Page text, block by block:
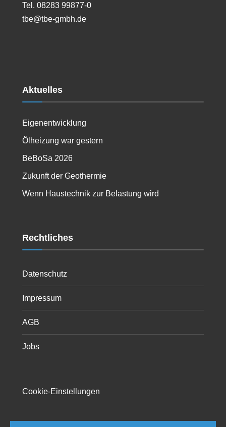
Tel. 08283 99877-0
tbe@tbe-gmbh.de
Aktuelles
Eigenentwicklung
Ölheizung war gestern
BeBoSa 2026
Zukunft der Geothermie
Wenn Haustechnik zur Belastung wird
Rechtliches
Datenschutz
Impressum
AGB
Jobs
Cookie-Einstellungen